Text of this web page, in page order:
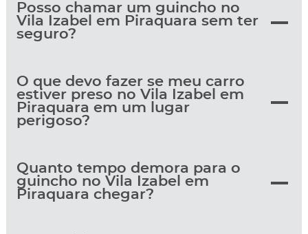
Posso chamar um guincho no
Vila Izabel em Piraquara sem ter
seguro?
O que devo fazer se meu carro
estiver preso no Vila Izabel em
Piraquara em um lugar
perigoso?
Quanto tempo demora para o
guincho no Vila Izabel em
Piraquara chegar?